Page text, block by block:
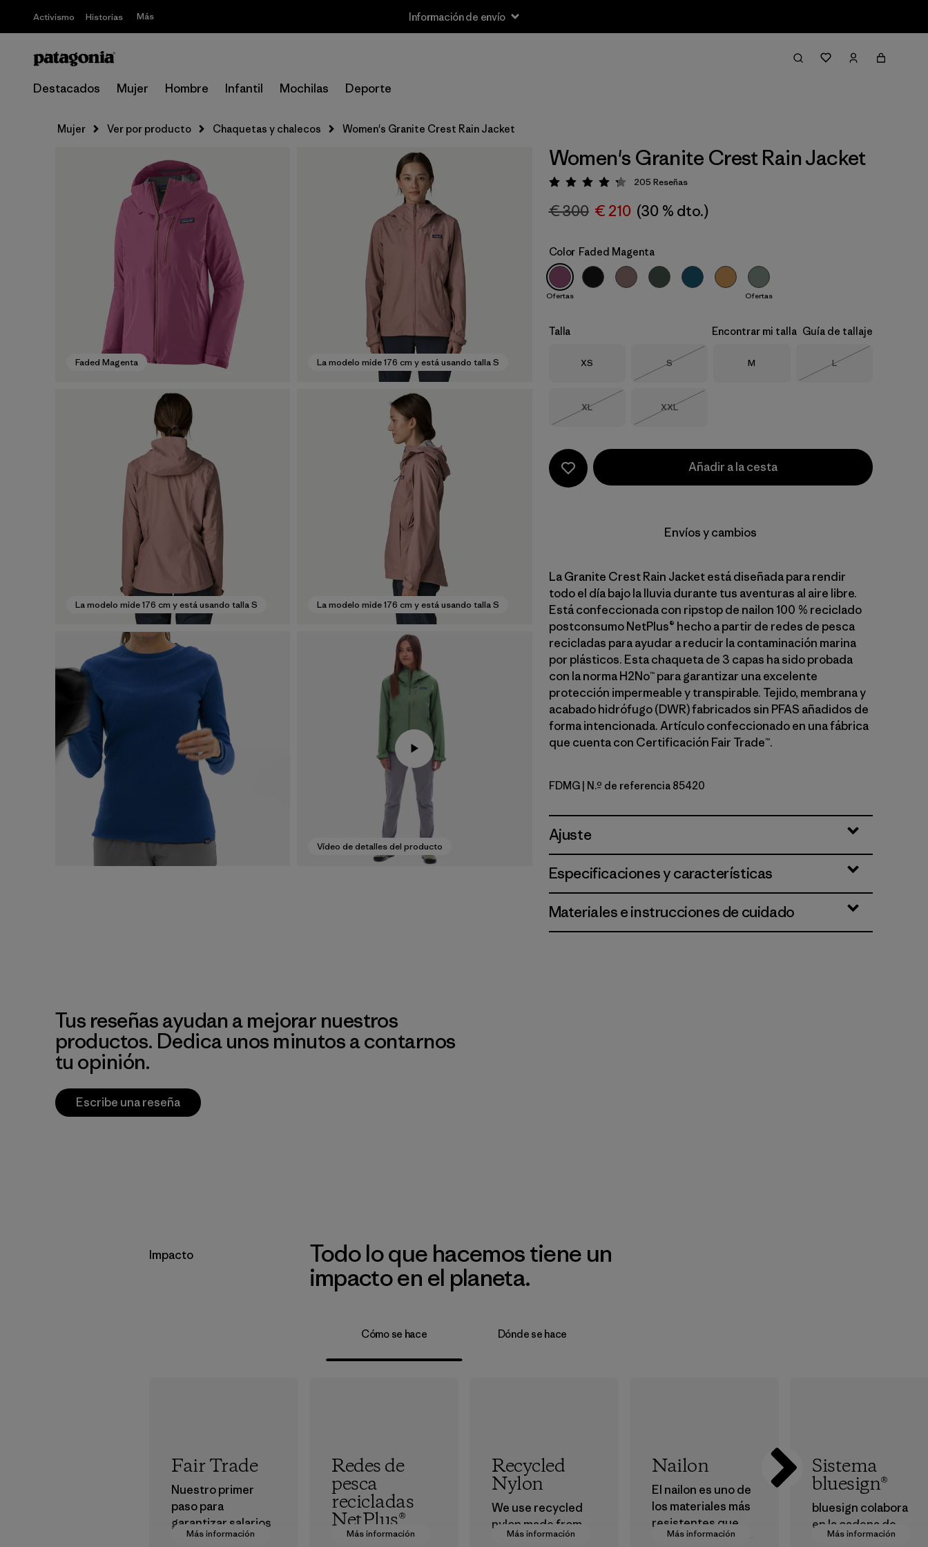
Activismo Historias Más Información de envío
Destacados Mujer Hombre Infantil Mochilas Deporte
Mujer Ver por producto Chaquetas y chalecos Women's Granite Crest Rain Jacket
Faded Magenta La modelo mide 176 cm y está usando talla S
La modelo mide 176 cm y está usando talla S La modelo mide 176 cm y está usando talla S
Vídeo de detalles del producto
Women's Granite Crest Rain Jacket
Puntuación: 4.3 / 5
205 Reseñas
€ 300 € 210 (30 % dto.)
Color Faded Magenta
Ofertas Ofertas
Talla Encontrar mi talla Guía de tallaje
Talla
XS Talla
S
Talla
M Talla
L
Talla
XL
Talla
XXL
Añadir a la cesta
Envíos y cambios
La Granite Crest Rain Jacket está diseñada para rendir
todo el día bajo la lluvia durante tus aventuras al aire libre.
Está confeccionada con ripstop de nailon 100 % reciclado
postconsumo NetPlus® hecho a partir de redes de pesca
recicladas para ayudar a reducir la contaminación marina
por plásticos. Esta chaqueta de 3 capas ha sido probada
con la norma H2No™ para garantizar una excelente
protección impermeable y transpirable. Tejido, membrana y
acabado hidrófugo (DWR) fabricados sin PFAS añadidos de
forma intencionada. Artículo confeccionado en una fábrica
que cuenta con Certificación Fair Trade™.
Faded Magenta
FDMG | N.º de referencia 85420
Ajuste
Especificaciones y características
Materiales e instrucciones de cuidado
Tus reseñas ayudan a mejorar nuestros
productos. Dedica unos minutos a contarnos
tu opinión.
Escribe una reseña
Impacto
Todo lo que hacemos tiene un
impacto en el planeta.
Cómo se hace Dónde se hace
Más información
Fair Trade
Nuestro primer
paso para
garantizar salarios
dignos en nuestra
Más información
Redes de
pesca
recicladas
NetPlus®
Más información
Recycled
Nylon
We use recycled
nylon made from
postindustrial
Más información
Nailon
El nailon es uno de
los materiales más
resistentes que
usamos en nuestra
Más información
Sistema
bluesign®
bluesign colabora
en la cadena de
suministro para